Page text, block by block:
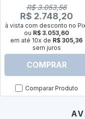
R$ 3.053,56
R$ 2.748,20
à vista com desconto no
ou R$ 3.053,60
em até 10x de R$ 305,36
sem juros
COMPRAR
Comparar Produto